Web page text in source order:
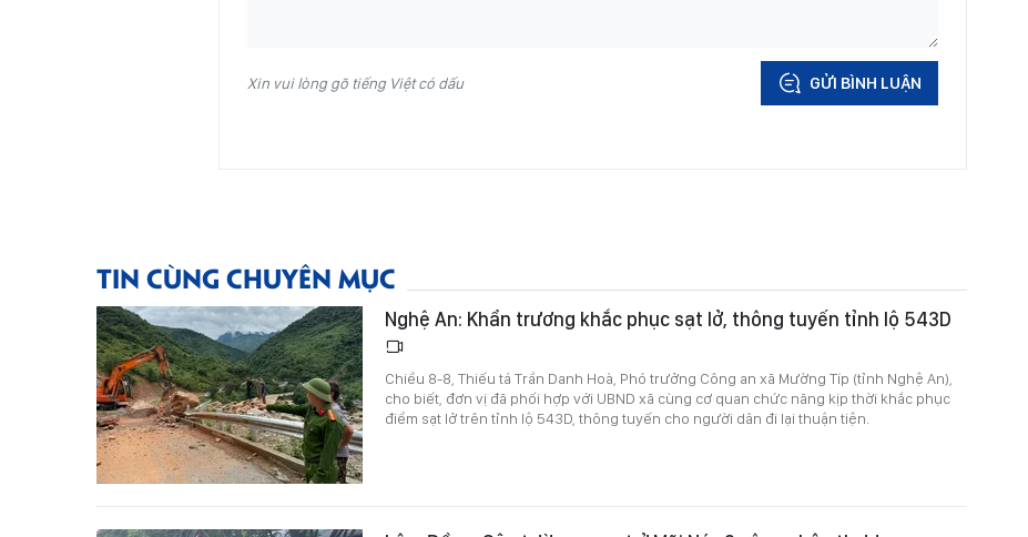
Xin vui lòng gõ tiếng Việt có dấu GỬI BÌNH LUẬN
TIN CÙNG CHUYÊN MỤC
Nghệ An: Khẩn trương khắc phục sạt lở, thông tuyến tỉnh lộ 543D
Chiều 8-8, Thiếu tá Trần Danh Hoà, Phó trưởng Công an xã Mường Típ (tỉnh Nghệ An),
cho biết, đơn vị đã phối hợp với UBND xã cùng cơ quan chức năng kịp thời khắc phục
điểm sạt lở trên tỉnh lộ 543D, thông tuyến cho người dân đi lại thuận tiện.